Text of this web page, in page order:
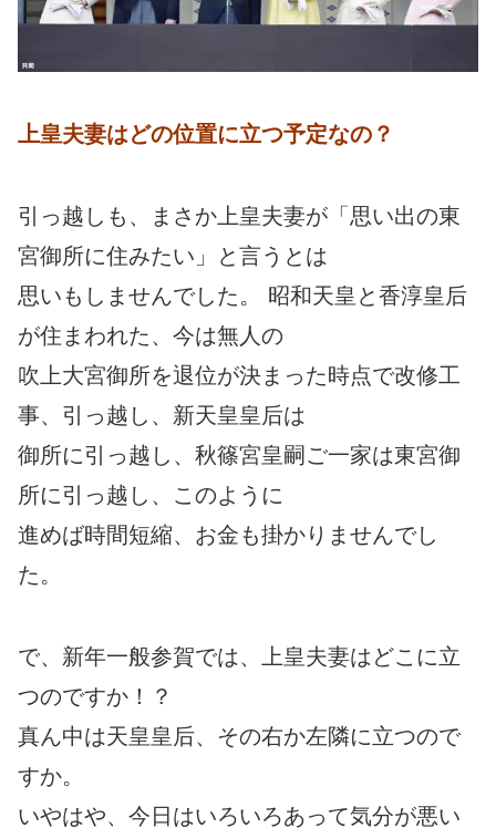
上皇夫妻はどの位置に立つ予定なの？
引っ越しも、まさか上皇夫妻が「思い出の東
宮御所に住みたい」と言うとは
思いもしませんでした。 昭和天皇と香淳皇后
が住まわれた、今は無人の
吹上大宮御所を退位が決まった時点で改修工
事、引っ越し、新天皇皇后は
御所に引っ越し、秋篠宮皇嗣ご一家は東宮御
所に引っ越し、このように
進めば時間短縮、お金も掛かりませんでし
た。
で、新年一般参賀では、上皇夫妻はどこに立
つのですか！？
真ん中は天皇皇后、その右か左隣に立つので
すか。
いやはや、今日はいろいろあって気分が悪い